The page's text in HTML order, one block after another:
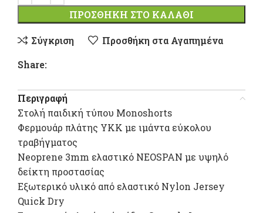
ΠΡΟΣΘΉΚΗ ΣΤΟ ΚΑΛΆΘΙ
Σύγκριση
Προσθήκη στα Αγαπημένα
Share:
Περιγραφή
Στολή παιδική τύπου Monoshorts
Φερμουάρ πλάτης ΥΚΚ με ιμάντα εύκολου
τραβήγματος
Neoprene 3mm ελαστικό NEOSPAN με υψηλό
δείκτη προστασίας
Εξωτερικό υλικό από ελαστικό Nylon Jersey
Quick Dry